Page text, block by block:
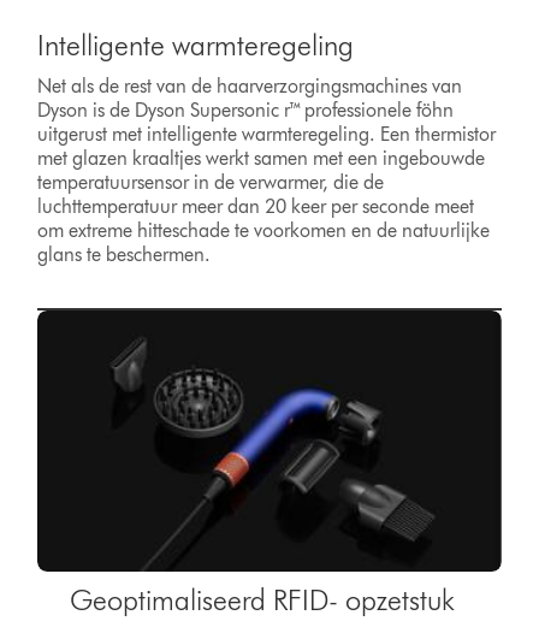
Intelligente warmteregeling
Net als de rest van de haarverzorgingsmachines van
Dyson is de Dyson Supersonic r™ professionele föhn
uitgerust met intelligente warmteregeling. Een thermistor
met glazen kraaltjes werkt samen met een ingebouwde
temperatuursensor in de verwarmer, die de
luchttemperatuur meer dan 20 keer per seconde meet
om extreme hitteschade te voorkomen en de natuurlijke
glans te beschermen.
Geoptimaliseerd RFID- opzetstuk